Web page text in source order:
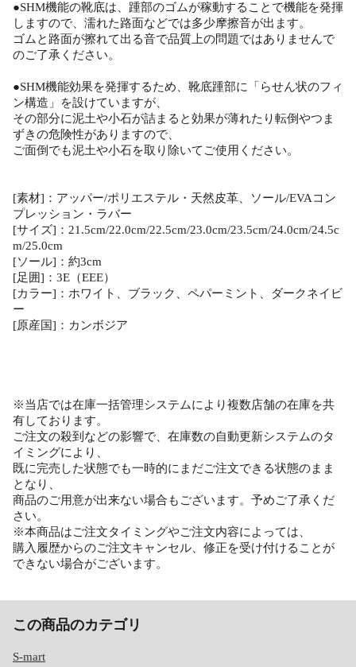
●SHM機能の靴底は、踵部のゴムが稼動することで機能を発揮
しますので、濡れた路面などでは多少摩擦音が出ます。
ゴムと路面が擦れて出る音で品質上の問題ではありませんで
のご了承ください。
●SHM機能効果を発揮するため、靴底踵部に「らせん状のフィ
ン構造」を設けていますが、
その部分に泥土や小石が詰まると効果が薄れたり転倒やつま
ずきの危険性がありますので、
ご面倒でも泥土や小石を取り除いてご使用ください。
[素材]：アッパー/ポリエステル・天然皮革、ソール/EVAコン
プレッション・ラバー
[サイズ]：21.5cm/22.0cm/22.5cm/23.0cm/23.5cm/24.0cm/24.5c
m/25.0cm
[ソール]：約3cm
[足囲]：3E（EEE）
[カラー]：ホワイト、ブラック、ペパーミント、ダークネイビ
ー
[原産国]：カンボジア
※当店では在庫一括管理システムにより複数店舗の在庫を共
有しております。
ご注文の殺到などの影響で、在庫数の自動更新システムのタ
イミングにより、
既に完売した状態でも一時的にまだご注文できる状態のまま
となり、
商品のご用意が出来ない場合もございます。予めご了承くだ
さい。
※本商品はご注文タイミングやご注文内容によっては、
購入履歴からのご注文キャンセル、修正を受け付けることが
できない場合がございます。
この商品のカテゴリ
S-mart